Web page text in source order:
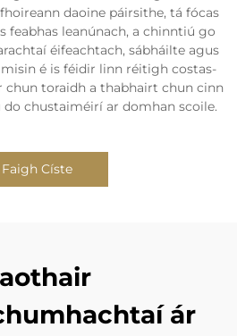
daoine páirsithe, tá fócas
feabhas leanúnach, a chinntiú go
éifeachtach, sábháilte agus
é is féidir linn réitigh costas-
chun toraidh a thabhairt chun cinn
chustaiméirí ar domhan scoile.
Faigh Císte
ár